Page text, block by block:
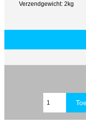
Verzendgewicht: 2kg